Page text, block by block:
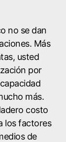
no se dan
Más
usted
por
más.
costo
los factores
de